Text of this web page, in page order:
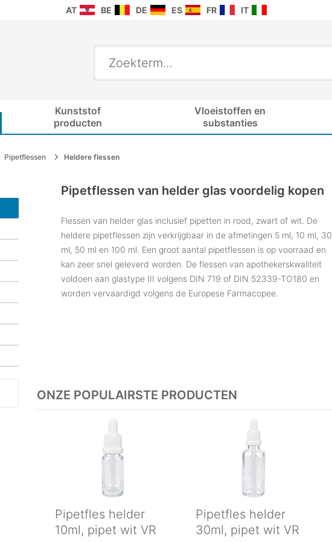
AT BE DE ES FR IT
Kunststof
producten
Vloeistoffen en
substanties
Pipetflessen Heldere flessen
Pipetflessen van helder glas voordelig kopen
Flessen van helder glas inclusief pipetten in rood, zwart of wit. De
heldere pipetflessen zijn verkrijgbaar in de afmetingen 5 ml, 10 ml, 30
ml, 50 ml en 100 ml. Een groot aantal pipetflessen is op voorraad en
kan zeer snel geleverd worden. De flessen van apothekerskwaliteit
voldoen aan glastype III volgens DIN 719 of DIN 52339-TO180 en
worden vervaardigd volgens de Europese Farmacopee.
ONZE POPULAIRSTE PRODUCTEN
Pipetfles helder
10ml, pipet wit VR
Pipetfles helder
30ml, pipet wit VR